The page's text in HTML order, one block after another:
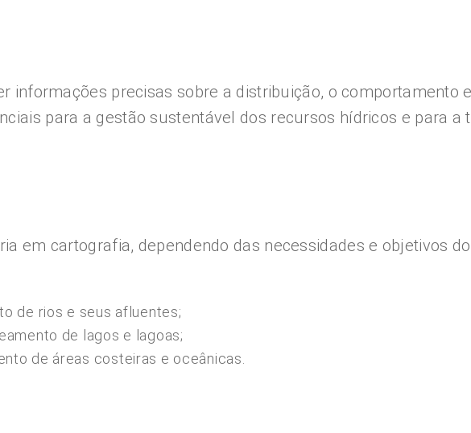
informações precisas sobre a distribuição, o comportamento
para a gestão sustentável dos recursos hídricos e para a
em cartografia, dependendo das necessidades e objetivos
de rios e seus afluentes;
de lagos e lagoas;
de áreas costeiras e oceânicas.